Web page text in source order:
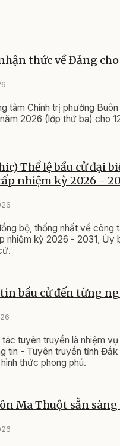
thức về Đảng
tâm Chính trị phường
2026 (lớp thứ ba) cho
Thể lệ bầu cử đại
nhiệm kỳ 2026 -
bộ, thống nhất về công
nhiệm kỳ 2026 - 2031, Ủy
bầu cử đến từng
tuyên truyền là nhiệm
tin - Tuyên truyền tỉnh
thức phong phú.
Ma Thuột sẵn